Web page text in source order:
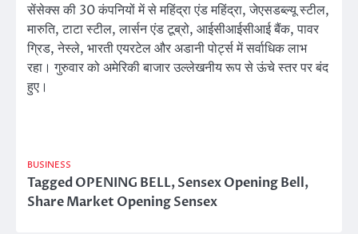
सेंसेक्स की 30 कंपनियों में से महिंद्रा एंड महिंद्रा, जेएसडब्ल्यू स्टील,
मारुति, टाटा स्टील, लार्सन एंड टूब्रो, आईसीआईसीआई बैंक, पावर
ग्रिड, नेस्ले, भारती एयरटेल और अडानी पोर्ट्स में सर्वाधिक लाभ
रहा। गुरुवार को अमेरिकी बाजार उल्लेखनीय रूप से ऊंचे स्तर पर बंद
हुए।
BUSINESS
TaggedOPENING BELL,Sensex Opening Bell,
Share Market Opening Sensex